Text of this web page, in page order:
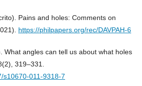
Pains and holes: Comments on
https://philpapers.org/rec/DAVPAH-6
What angles can tell us about what holes
319–331.
s10670-011-9318-7